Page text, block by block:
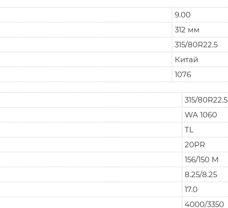
9.00
312 мм
315/80R22.5
Китай
1076
315/80R22.5
WA 1060
TL
20PR
156/150 M
8.25/8.25
17.0
4000/3350